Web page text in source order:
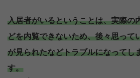
入居者がいるということは、実際の
どを内覧できないため、後々思って
が見られたなどトラブルになってし
す。